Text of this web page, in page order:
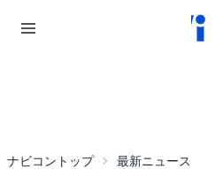
ナビコントップ 最新ニュース